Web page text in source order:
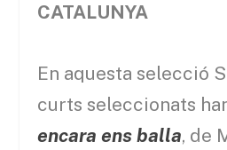
CATALUNYA
En aquesta selecció
curts seleccionats
encara ens balla, de